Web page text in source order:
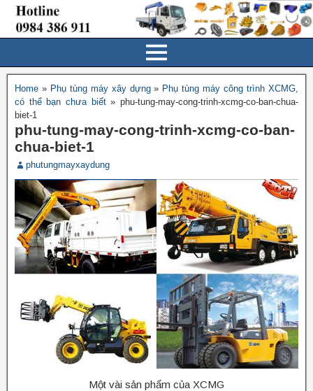
Home » Phụ tùng máy xây dựng» Phụ tùng máy công trình XCMG,
có thể bạn chưa biết»phu-tung-may-cong-trinh-xcmg-co-ban-chua-
biet-1
phu-tung-may-cong-trinh-xcmg-co-ban-
chua-biet-1
phutungmayxaydung
Một vài sản phẩm của XCMG